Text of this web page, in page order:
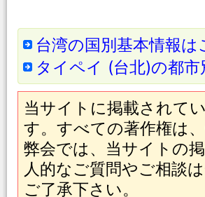
台湾の国別基本情報は
タイペイ (台北)の都
当サイトに掲載されて
す。すべての著作権は
弊会では、当サイトの
人的なご質問やご相談
ご了承下さい。